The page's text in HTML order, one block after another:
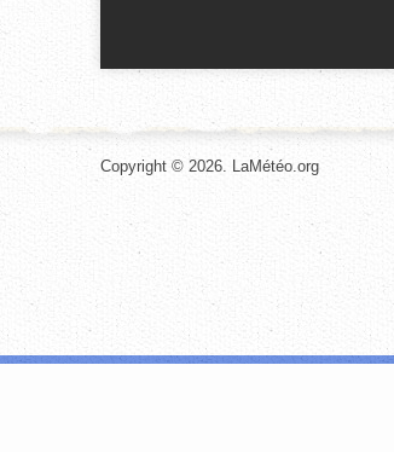
Copyright © 2026. LaMétéo.org